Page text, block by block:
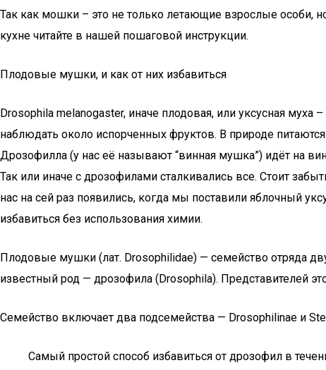
Так как мошки – это не только летающие взрослые особи,
кухне читайте в нашей пошаговой инструкции.
Плодовые мушки, и как от них избавиться
Drosophila melanogaster, иначе плодовая, или уксусная
наблюдать около испорченных фруктов. В природе
Дрозофилла (у нас её называют “винная мушка”) идёт на
Так или иначе с дрозофилами сталкивались все. Стоит
нас на сей раз появились, когда мы поставили яблочный
избавиться без использования химии.
Плодовые мушки (лат. Drosophilidae) — семейство отряда
известный род — дрозофила (Drosophila). Представителей
Семейство включает два подсемейства — Drosophilinae и
Самый простой способ избавиться от дрозофил в